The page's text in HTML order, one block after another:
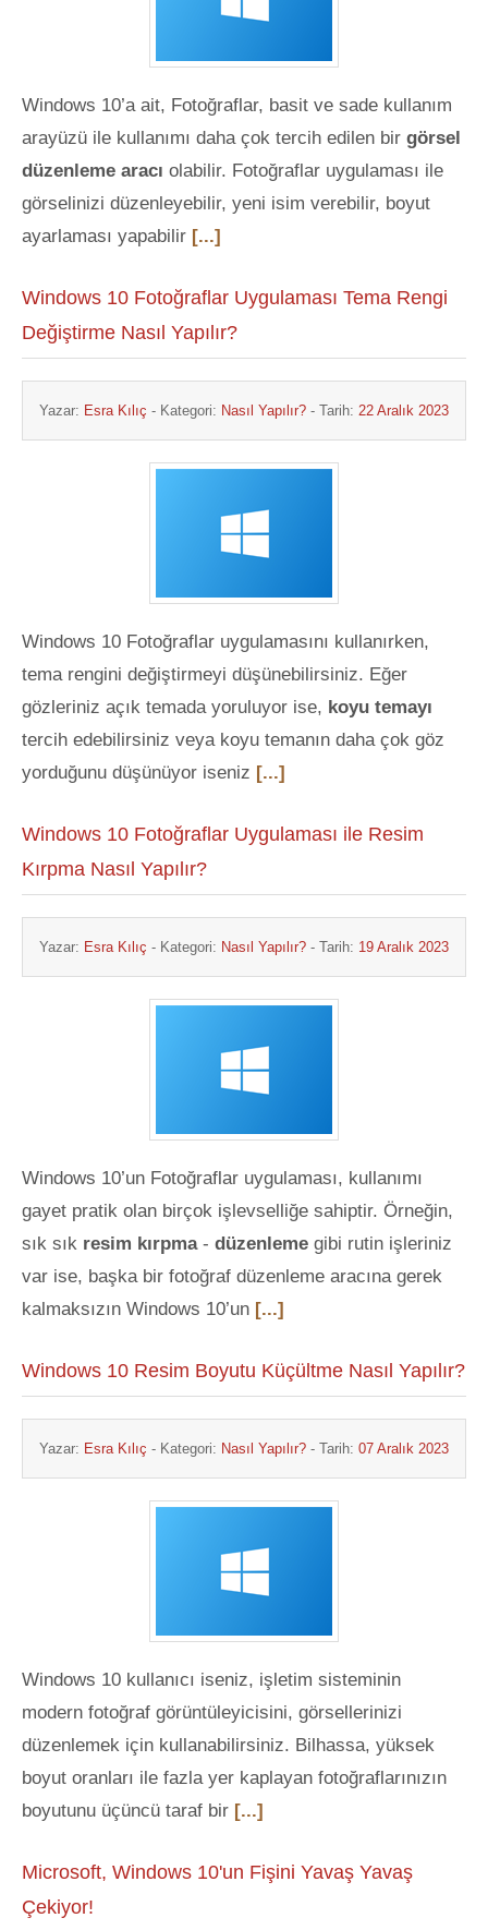
Windows 10’a ait, Fotoğraflar, basit ve sade kullanım
arayüzü ile kullanımı daha çok tercih edilen bir görsel
düzenleme aracı olabilir. Fotoğraflar uygulaması ile
görselinizi düzenleyebilir, yeni isim verebilir, boyut
ayarlaması yapabilir [...]
Windows 10 Fotoğraflar Uygulaması Tema Rengi
Değiştirme Nasıl Yapılır?
Yazar: Esra Kılıç - Kategori: Nasıl Yapılır? - Tarih: 22 Aralık 2023
Windows 10 Fotoğraflar uygulamasını kullanırken,
tema rengini değiştirmeyi düşünebilirsiniz. Eğer
gözleriniz açık temada yoruluyor ise, koyu temayı
tercih edebilirsiniz veya koyu temanın daha çok göz
yorduğunu düşünüyor iseniz [...]
Windows 10 Fotoğraflar Uygulaması ile Resim
Kırpma Nasıl Yapılır?
Yazar: Esra Kılıç - Kategori: Nasıl Yapılır? - Tarih: 19 Aralık 2023
Windows 10’un Fotoğraflar uygulaması, kullanımı
gayet pratik olan birçok işlevselliğe sahiptir. Örneğin,
sık sık resim kırpma- düzenleme gibi rutin işleriniz
var ise, başka bir fotoğraf düzenleme aracına gerek
kalmaksızın Windows 10’un [...]
Windows 10 Resim Boyutu Küçültme Nasıl Yapılır?
Yazar: Esra Kılıç - Kategori: Nasıl Yapılır? - Tarih: 07 Aralık 2023
Windows 10 kullanıcı iseniz, işletim sisteminin
modern fotoğraf görüntüleyicisini, görsellerinizi
düzenlemek için kullanabilirsiniz. Bilhassa, yüksek
boyut oranları ile fazla yer kaplayan fotoğraflarınızın
boyutunu üçüncü taraf bir [...]
Microsoft, Windows 10'un Fişini Yavaş Yavaş
Çekiyor!